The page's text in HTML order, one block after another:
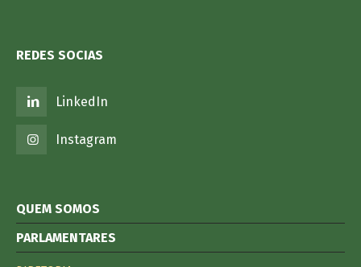
REDES SOCIAS
LinkedIn
Instagram
QUEM SOMOS
PARLAMENTARES